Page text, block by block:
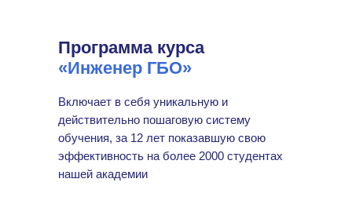
Программа курса
«Инженер ГБО»
Включает в себя уникальную и
действительно пошаговую систему
обучения, за 12 лет показавшую свою
эффективность на более 2000 студентах
нашей академии